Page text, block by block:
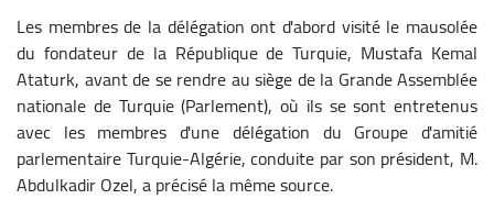
Les membres de la délégation ont d'abord visité le mausolée
du fondateur de la République de Turquie, Mustafa Kemal
Ataturk, avant de se rendre au siège de la Grande Assemblée
nationale de Turquie (Parlement), où ils se sont entretenus
avec les membres d'une délégation du Groupe d'amitié
parlementaire Turquie-Algérie, conduite par son président, M.
Abdulkadir Ozel, a précisé la même source.